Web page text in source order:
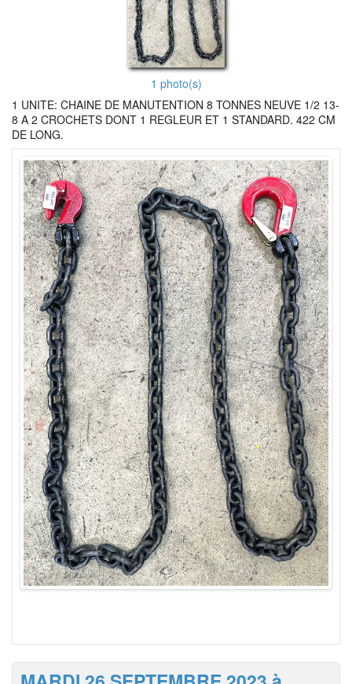
1 photo(s)
1 UNITE: CHAINE DE MANUTENTION 8 TONNES NEUVE 1/2 13-
8 A 2 CROCHETS DONT 1 REGLEUR ET 1 STANDARD. 422 CM
DE LONG.